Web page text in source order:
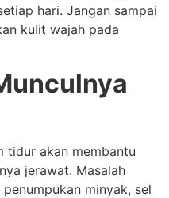
hari. Jangan sampai
kulit wajah pada
tidur akan membantu
jerawat. Masalah
minyak, sel